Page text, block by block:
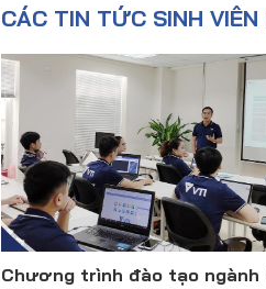
CÁC TIN TỨC SINH VIÊN
Chương trình đào tạo ngành